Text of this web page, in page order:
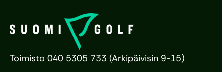
Toimisto 040 5305 733 (Arkipäivisin 9-15)